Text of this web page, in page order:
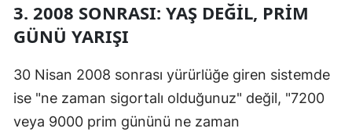
Uşak
Yozgat
Zonguldak
3. 2008 SONRASI: YAŞ DEĞIL, PRIM
GÜNÜ YARIŞI
30 Nisan 2008 sonrası yürürlüğe giren sistemde
ise "ne zaman sigortalı olduğunuz" değil, "7200
veya 9000 prim gününü ne zaman